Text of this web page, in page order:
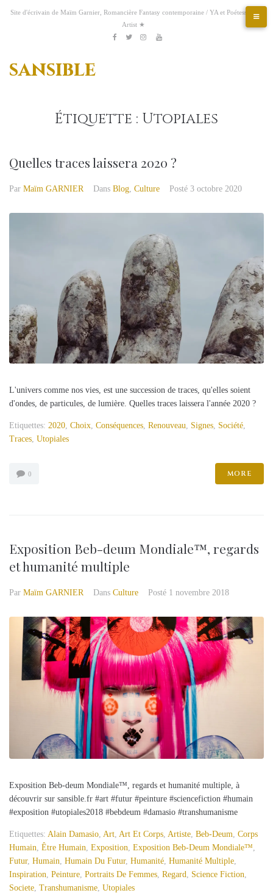
Site d'écrivain de Maïm Garnier, Romancière Fantasy contemporaine / YA et Poétesse &
Artist ★
Etsy
sansible
Étiquette : Utopiales
Quelles traces laissera 2020 ?
Par Maïm GARNIER Dans Blog, Culture Posté 3 octobre 2020
L'univers comme nos vies, est une succession de traces, qu'elles soient
d'ondes, de particules, de lumière. Quelles traces laissera l'année 2020 ?
Etiquettes: 2020, Choix, Conséquences, Renouveau, Signes, Société,
Traces, Utopiales
0 MORE
Exposition Beb-deum Mondiale™, regards
et humanité multiple
Par Maïm GARNIER Dans Culture Posté 1 novembre 2018
Exposition Beb-deum Mondiale™, regards et humanité multiple, à
découvrir sur sansible.fr #art #futur #peinture #sciencefiction #humain
#exposition #utopiales2018 #bebdeum #damasio #transhumanisme
Etiquettes: Alain Damasio Art Art Et Corps Artiste Beb-Deum Corps
Humain Être Humain Exposition Exposition Beb-Deum Mondiale™
Futur, Humain Humain Du Futur, Humanité Humanité Multiple
Inspiration Peinture Portraits De Femmes Regard Science Fiction
Societe Transhumanisme Utopiales